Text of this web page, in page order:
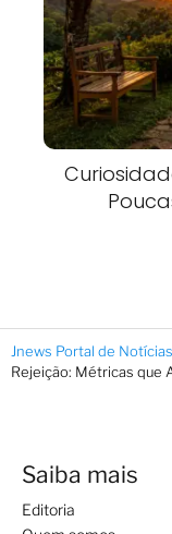
Jnews Portal de Notícias
Rejeição: Métricas que
Saiba mais
Editoria